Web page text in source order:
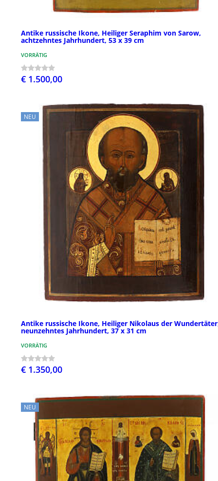
Antike russische Ikone, Heiliger Seraphim von Sarow,
achtzehntes Jahrhundert, 53 x 39 cm
VORRÄTIG
€ 1.500,00
NEU
Antike russische Ikone, Heiliger Nikolaus der
neunzehntes Jahrhundert, 37 x 31 cm
VORRÄTIG
€ 1.350,00
NEU